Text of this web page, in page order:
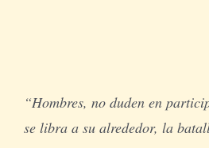
“Hombres, no duden en
se libra a su alrededor, la